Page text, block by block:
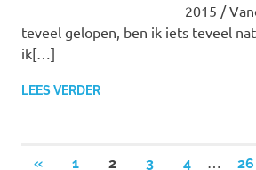
2015 /
teveel gelopen, ben ik iets teveel
ik[…]
LEES VERDER
Berichtnavigatie
«VORIGE
1 2 3 4 26